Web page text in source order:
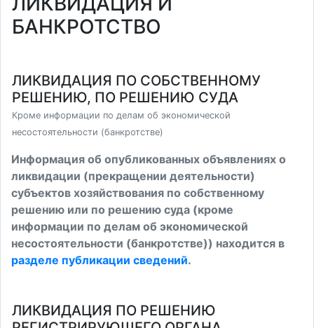
БАНКРОТСТВО
ЛИКВИДАЦИЯ ПО СОБСТВЕННОМУ
РЕШЕНИЮ, ПО РЕШЕНИЮ СУДА
Кроме информации по делам об экономической
несостоятельности (банкротстве)
Информация об опубликованных объявлениях о
ликвидации (прекращении деятельности)
субъектов хозяйствования по собственному
решению или по решению суда (кроме
информации по делам об экономической
несостоятельности (банкротстве)) находится в
разделе публикации сведений.
ЛИКВИДАЦИЯ ПО РЕШЕНИЮ